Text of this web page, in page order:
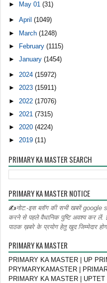
►
May 01(31)
►April(1049)
► March(1248)
► February(1115)
►January(1454)
►2024(15972)
►2023(15911)
► 2022(17076)
► 2021(7315)
►2020(4224)
►2019(11)
PRIMARY KA MASTER SEARCH
PRIMARY KA MASTER NOTICE
✍नोट:-इस ब्लॉग की सभी खबरें google
करने से पहले वैधानिक पुष्टि अवश्य कर लें.
पाठक ख़बरे के प्रयोग हेतु खुद जिम्मेदार
PRIMARY KA MASTER
PRIMARY KA MASTER | UP
PRYMARYKAMASTER |
PRIMARY KA MASTER | UPTET